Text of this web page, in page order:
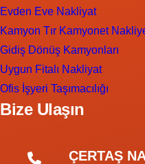
Evden Eve Nakliyat
Kamyon Tır Kamyonet
Gidiş Dönüş Kamyonları
Uygun Fitalı Nakliyat
Ofis İşyeri Taşımacılığı
Bize Ulaşın
ÇERTAŞ